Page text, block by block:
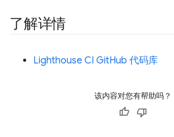
了解详情
Lighthouse CI GitHub 代码库
该内容对您有帮助吗？